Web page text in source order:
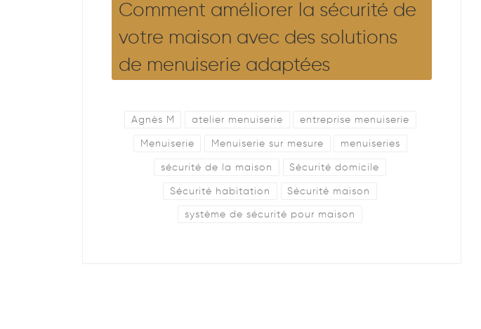
Comment améliorer la sécurité de
votre maison avec des solutions
de menuiserie adaptées
Agnès M atelier menuiserie entreprise menuiserie
Menuiserie Menuiserie sur mesure menuiseries
sécurité de la maison Sécurité domicile
Sécurité habitation Sécurité maison
système de sécurité pour maison